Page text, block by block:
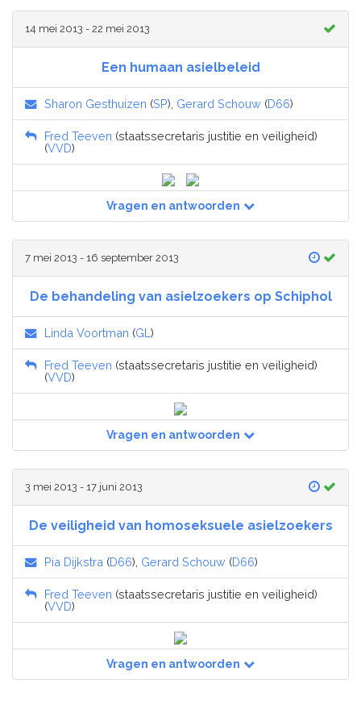
14 mei 2013 - 22 mei 2013
Een humaan asielbeleid
Sharon Gesthuizen (SP), Gerard Schouw (D66)
Fred Teeven (staatssecretaris justitie en veiligheid)
(VVD)
Vragen en antwoorden
7 mei 2013 - 16 september 2013
De behandeling van asielzoekers op Schiphol
Linda Voortman (GL )
Fred Teeven (staatssecretaris justitie en veiligheid)
(VVD)
Vragen en antwoorden
3 mei 2013 - 17 juni 2013
De veiligheid van homoseksuele asielzoekers
Pia Dijkstra (D66), Gerard Schouw (D66)
Fred Teeven (staatssecretaris justitie en veiligheid)
(VVD)
Vragen en antwoorden